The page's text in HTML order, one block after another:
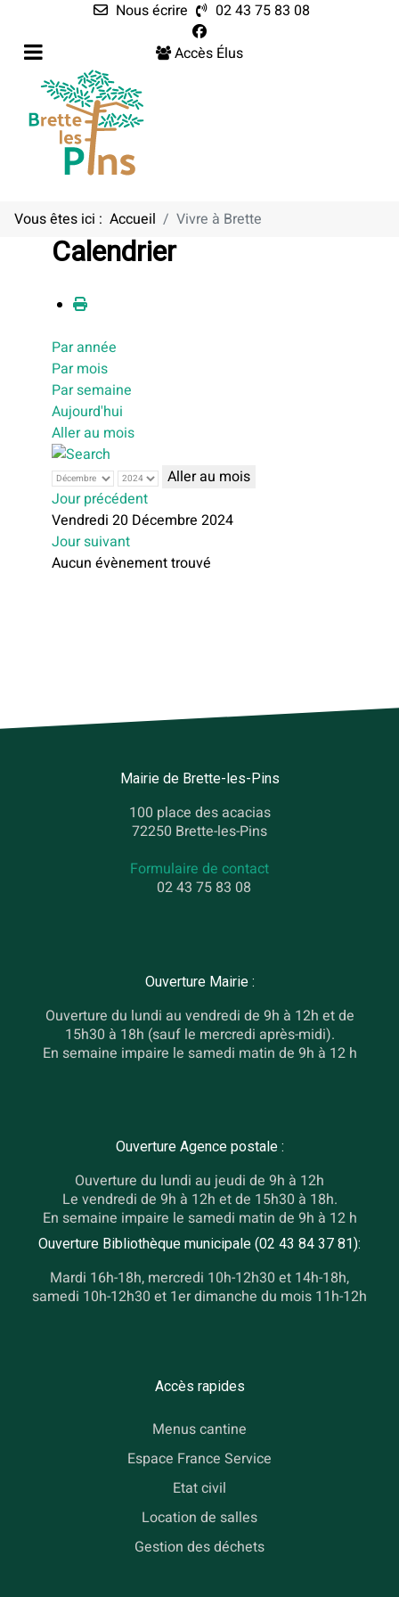
Nous écrire
02 43 75 83 08
Accès Élus
Vous êtes ici : Accueil Vivre à Brette
Calendrier
Par année
Par mois
Par semaine
Aujourd'hui
Aller au mois
Aller au mois
Jour précédent
Vendredi 20 Décembre 2024
Jour suivant
Aucun évènement trouvé
Mairie de Brette-les-Pins
100 place des acacias
72250 Brette-les-Pins
Formulaire de contact
02 43 75 83 08
Ouverture Mairie :
Ouverture du lundi au vendredi de 9h à 12h et de
15h30 à 18h (sauf le mercredi après-midi).
En semaine impaire le samedi matin de 9h à 12 h
Ouverture Agence postale :
Ouverture du lundi au jeudi de 9h à 12h
Le vendredi de 9h à 12h et de 15h30 à 18h.
En semaine impaire le samedi matin de 9h à 12 h
Ouverture Bibliothèque municipale (02 43 84 37 81):
Mardi 16h-18h, mercredi 10h-12h30 et 14h-18h,
samedi 10h-12h30 et 1er dimanche du mois 11h-12h
Accès rapides
Menus cantine
Espace France Service
Etat civil
Location de salles
Gestion des déchets